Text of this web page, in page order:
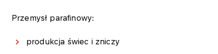
Przemysł parafinowy:
produkcja świec i zniczy